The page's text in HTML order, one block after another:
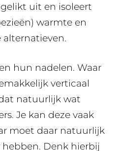
uit en isoleert
warmte en
hun nadelen. Waar
verticaal
natuurlijk wat
Je kan deze vaak
moet daar natuurlijk
Denk hierbij